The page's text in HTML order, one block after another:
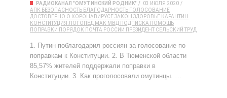
РАДИОКАНАЛ "ОМУТИНСКИЙ РОДНИК"
03 ИЮЛЯ 2020
АПК БЕЗОПАСНОСТЬ БЛАГОДАРНОСТЬ ГОЛОСОВАНИЕ
ДОСТОВЕРНО О КОРОНАВИРУСЕЗАКОН ЗДОРОВЬЕ КАРАНТИН
КОНСТИТУЦИЯ ЛОГОПЕД МАК МВД ПОДПИСКА ПОМОЩЬ
ПОПРАВКИ ПОРЯДОК ПОЧТА РОССИИ ПРЕЗИДЕНТ СЕЛЬСКИЙ ТРУД
1. Путин поблагодарил россиян за голосование по
поправкам к Конституции. 2. В Тюменской области
85,57% жителей поддержали поправки в
Конституции. 3. Как проголосовали омутинцы. …